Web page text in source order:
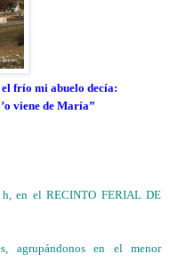
frío mi abuelo decía:
viene de María”
en el RECINTO FERIAL DE
agrupándonos en el menor